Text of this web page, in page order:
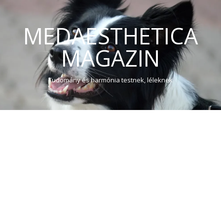
MEDAESTHETICA
MAGAZIN
Tudomány és harmónia testnek, léleknek